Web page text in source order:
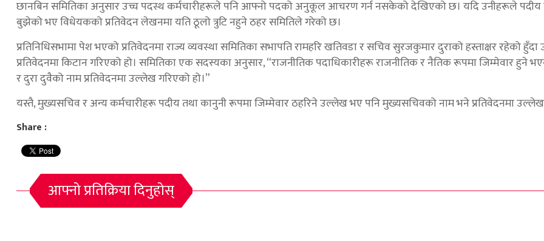
छानबिन समितिका अनुसार उच्च पदस्थ कर्मचारीहरूले पनि आफ्नो पदको अनुकूल आचरण गर्न नसकेको देखिएको छ। यदि उनीहरूले पदीय
बुझेको भए विधेयकको प्रतिवेदन लेखनमा यति ठूलो त्रुटि नहुने ठहर समितिले गरेको छ।
प्रतिनिधिसभामा पेश भएको प्रतिवेदनमा राज्य व्यवस्था समितिका सभापति रामहरि खतिवडा र सचिव सुरजकुमार दुराको हस्ताक्षर रहेको
प्रतिवेदनमा किटान गरिएको हो। समितिका एक सदस्यका अनुसार, “राजनीतिक पदाधिकारीहरू राजनीतिक र नैतिक रूपमा जिम्मेवार हुने
र दुरा दुवैको नाम प्रतिवेदनमा उल्लेख गरिएको हो।”
यस्तै, मुख्यसचिव र अन्य कर्मचारीहरू पदीय तथा कानुनी रूपमा जिम्मेवार ठहरिने उल्लेख भए पनि मुख्यसचिवको नाम भने प्रतिवेदनमा
Share :
आफ्नो प्रतिक्रिया दिनुहोस्